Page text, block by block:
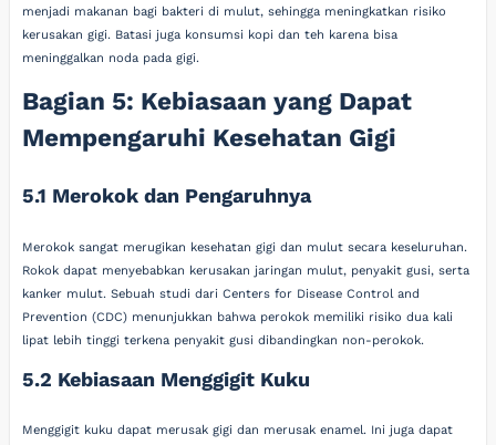
menjadi makanan bagi bakteri di mulut, sehingga meningkatkan risiko
kerusakan gigi. Batasi juga konsumsi kopi dan teh karena bisa
meninggalkan noda pada gigi.
Bagian 5: Kebiasaan yang Dapat
Mempengaruhi Kesehatan Gigi
5.1 Merokok dan Pengaruhnya
Merokok sangat merugikan kesehatan gigi dan mulut secara keseluruhan.
Rokok dapat menyebabkan kerusakan jaringan mulut, penyakit gusi, serta
kanker mulut. Sebuah studi dari Centers for Disease Control and
Prevention (CDC) menunjukkan bahwa perokok memiliki risiko dua kali
lipat lebih tinggi terkena penyakit gusi dibandingkan non-perokok.
5.2 Kebiasaan Menggigit Kuku
Menggigit kuku dapat merusak gigi dan merusak enamel. Ini juga dapat